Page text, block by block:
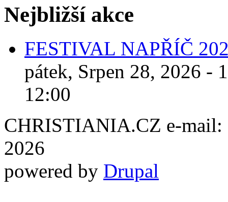
Nejbližší akce
FESTIVAL NAPŘÍČ
pátek, Srpen 28, 2026 -
12:00
CHRISTIANIA.CZ e-mail:
2026
powered by Drupal